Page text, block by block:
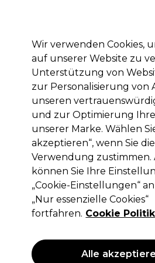
Marken Deals Haare
Lieferung und
– mehr
Deals Professionelle
Wir verwenden Cookies,
auf unserer Website zu
Unterstützung von
zur Personalisierung von
unseren
und zur Optimierung
unserer Marke. Wählen
akzeptieren“, wenn Sie
Verwendung zustimmen.
können Sie Ihre
„Cookie-Einstellungen“
„Nur essenzielle Cookies“
fortfahren. Cookie Politik
Alle